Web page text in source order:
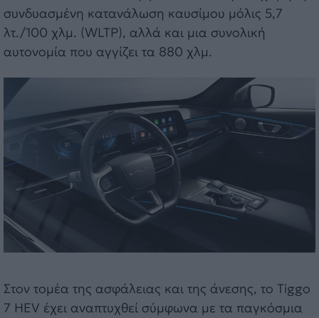
συνδυασμένη κατανάλωση καυσίμου μόλις 5,7
λτ./100 χλμ. (WLTP), αλλά και μια συνολική
αυτονομία που αγγίζει τα 880 χλμ.
Στον τομέα της ασφάλειας και της άνεσης, το Tiggo
7 HEV έχει αναπτυχθεί σύμφωνα με τα παγκόσμια